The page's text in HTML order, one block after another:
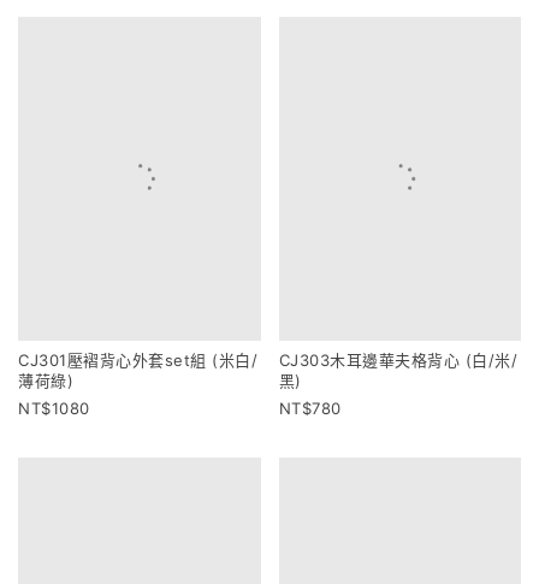
CJ301壓褶背心外套set組 (米白/
薄荷綠)
1080
CJ303木耳邊華夫格背心 (白/米/
黑)
780